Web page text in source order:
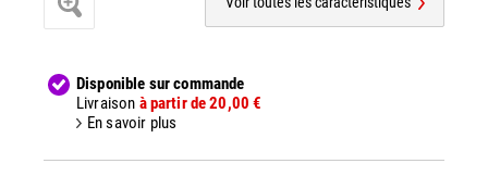
Disponible sur commande
Livraison à partir de 20,00 €
En savoir plus